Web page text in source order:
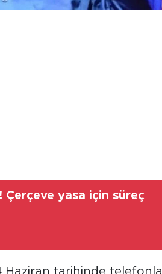
Çerçeve yasa için süreç
Haziran tarihinde telefonla